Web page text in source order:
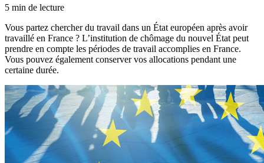
5 min de lecture
Vous partez chercher du travail dans un État européen après avoir
travaillé en France ? L’institution de chômage du nouvel État peut
prendre en compte les périodes de travail accomplies en France.
Vous pouvez également conserver vos allocations pendant une
certaine durée.